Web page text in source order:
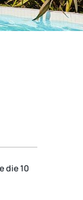
die 10